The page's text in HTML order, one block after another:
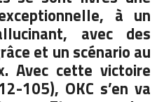
à un
avec des
et un scénario au
Avec cette victoire
105), OKC s’en va